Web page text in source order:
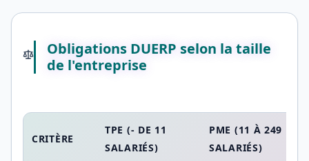
Obligations DUERP selon la taille
de l'entreprise
CRITÈRE
TPE (- DE 11
SALARIÉS)
PME (11 À 249
SALARIÉS)